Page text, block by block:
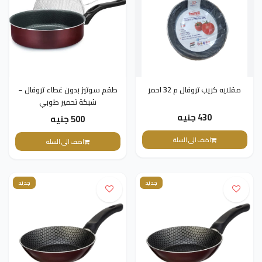
مقلايه كريب تروفال م 32 احمر
430 جنيه
اضف الى السلة
طقم سوتيز بدون غطاء تروفال –
شبكة تحمير طوبي
500 جنيه
اضف الى السلة
جديد جديد